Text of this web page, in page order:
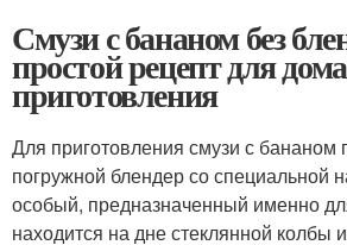
Смузи с бананом без
простой рецепт для
приготовления
Для приготовления смузи с бананом
погружной блендер со специальной
особый, предназначенный именно
находится на дне стеклянной колбы